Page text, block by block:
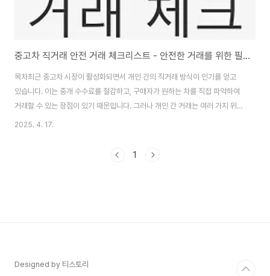
중고차 직거래 안전 거래 체크리스트 - 안전한 거래를 위한 필수 가이드
목차최근 중고차 시장이 활성화되면서 개인 간의 직거래 방식이 인기를 얻고
있습니다. 이는 중개 수수료를 절감하고, 구매자가 원하는 차를 직접 파악하여
거래할 수 있는 장점이 있기 때문입니다. 그러나 개인 간 거래는 여러 가지 위험
요소를 내포하고 있습니다. 사고 이력이나 차량 상태에 대한 불확실성이 존재
2025. 4. 17.
1
Designed by 티스토리